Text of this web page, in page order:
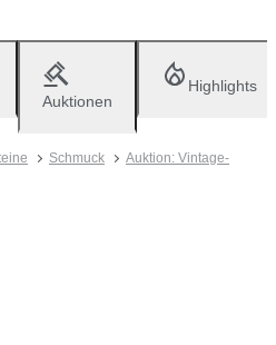
Auktionen
Highlights
Schmuck
Auktion: Vintage-